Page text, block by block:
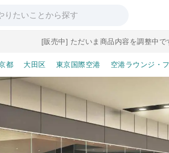
[販売中] ただいま商品内容を調整中で
都 大田区 東京国際空港 空港ラウンジ・